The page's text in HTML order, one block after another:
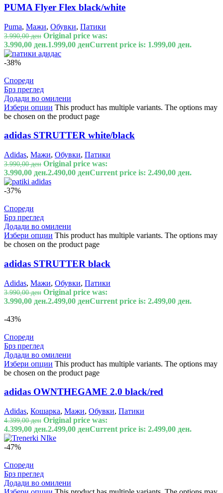
PUMA Flyer Flex black/white
Puma, Мажи, Обувки, Патики
3.990,00ден Original price was:
3.990,00 ден.1.999,00 денCurrent price is: 1.999,00 ден.
-38%
Спореди
Брз преглед
Додади во омилени
Избери опции This product has multiple variants. The options may
be chosen on the product page
adidas STRUTTER white/black
Adidas, Мажи, Обувки, Патики
3.990,00ден Original price was:
3.990,00 ден.2.490,00 денCurrent price is: 2.490,00 ден.
-37%
Спореди
Брз преглед
Додади во омилени
Избери опции This product has multiple variants. The options may
be chosen on the product page
adidas STRUTTER black
Adidas, Мажи, Обувки, Патики
3.990,00ден Original price was:
3.990,00 ден.2.499,00 денCurrent price is: 2.499,00 ден.
-43%
Спореди
Брз преглед
Додади во омилени
Избери опции This product has multiple variants. The options may
be chosen on the product page
adidas OWNTHEGAME 2.0 black/red
Adidas, Кошарка, Мажи, Обувки, Патики
4.399,00ден Original price was:
4.399,00 ден.2.499,00 денCurrent price is: 2.499,00 ден.
-47%
Спореди
Брз преглед
Додади во омилени